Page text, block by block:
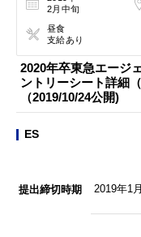
2月中旬
昼食
支給あり
2020年卒東急エージ
ントリーシート詳細
（2019/10/24公開)
ES
提出締切時期 2019年1